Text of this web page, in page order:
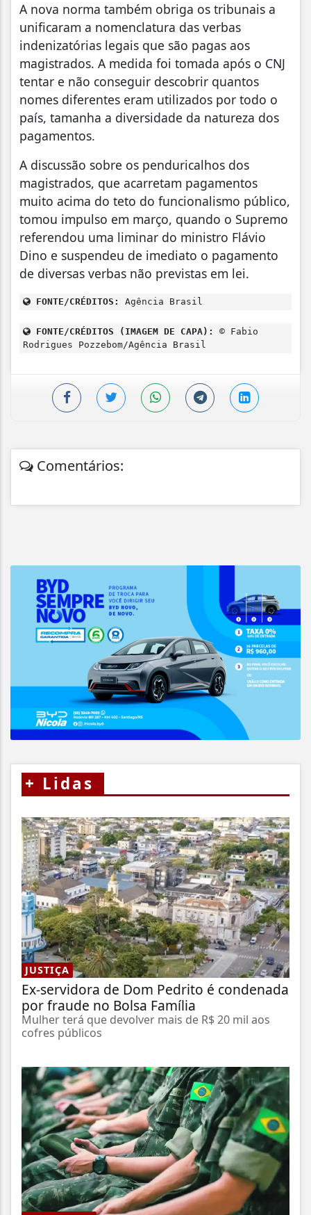
A nova norma também obriga os tribunais a
unificaram a nomenclatura das verbas
indenizatórias legais que são pagas aos
magistrados. A medida foi tomada após o CNJ
tentar e não conseguir descobrir quantos
nomes diferentes eram utilizados por todo o
país, tamanha a diversidade da natureza dos
pagamentos.
A discussão sobre os penduricalhos dos
magistrados, que acarretam pagamentos
muito acima do teto do funcionalismo público,
tomou impulso em março, quando o Supremo
referendou uma liminar do ministro Flávio
Dino e suspendeu de imediato o pagamento
de diversas verbas não previstas em lei.
FONTE/CRÉDITOS: Agência Brasil
FONTE/CRÉDITOS (IMAGEM DE CAPA):
© Fabio
Rodrigues Pozzebom/Agência Brasil
Comentários:
+ Lidas
JUSTIÇA
Ex-servidora de Dom Pedrito é condenada
por fraude no Bolsa Família
Mulher terá que devolver mais de R$ 20 mil aos
cofres públicos